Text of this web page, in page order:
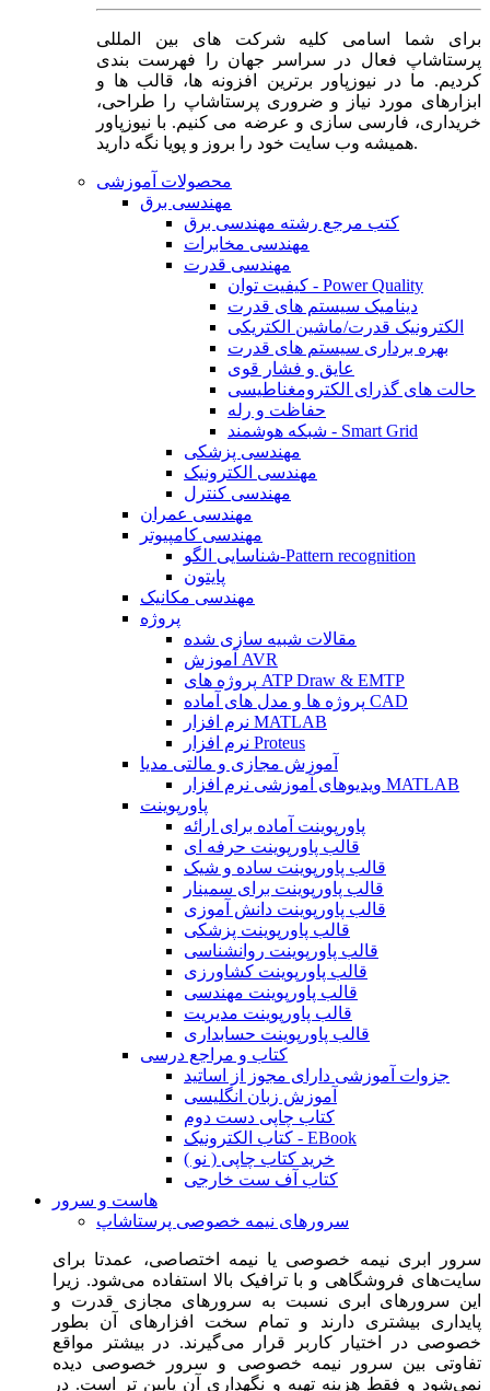
برای شما اسامی کلیه شرکت های بین المللی
پرستاشاپ فعال در سراسر جهان را فهرست بندی
کردیم. ما در نیوزپاور برترین افزونه ها، قالب ها و
ابزارهای مورد نیاز و ضروری پرستاشاپ را طراحی،
خریداری، فارسی سازی و عرضه می کنیم. با نیوزپاور
همیشه وب سایت خود را بروز و پویا نگه دارید.
محصولات آموزشی
مهندسی برق
کتب مرجع رشته مهندسی برق
مهندسی مخابرات
مهندسی قدرت
کیفیت توان - Power Quality
دینامیک سیستم های قدرت
الکترونیک قدرت/ماشین الکتریکی
بهره برداری سیستم های قدرت
عایق و فشار قوی
حالت های گذرای الکترومغناطیسی
حفاظت و رله
شبکه هوشمند - Smart Grid
مهندسی پزشکی
مهندسی الکترونیک
مهندسی کنترل
مهندسی عمران
مهندسی کامپیوتر
شناسایی الگو-Pattern recognition
پایتون
مهندسی مکانیک
پروژه
مقالات شبیه سازی شده
آموزش AVR
پروژه های ATP Draw & EMTP
پروژه ها و مدل های آماده CAD
نرم افزار MATLAB
نرم افزار Proteus
آموزش مجازی و مالتی مدیا
ویدیوهای آموزشی نرم افزار MATLAB
پاورپوینت
پاورپوینت آماده برای ارائه
قالب پاورپوینت حرفه ای
قالب پاورپوینت ساده و شیک
قالب پاورپوینت برای سمینار
قالب پاورپوینت دانش آموزی
قالب پاورپوینت پزشکی
قالب پاورپوینت روانشناسی
قالب پاورپوینت کشاورزی
قالب پاورپوینت مهندسی
قالب پاورپوینت مدیریت
قالب پاورپوینت حسابداری
کتاب و مراجع درسی
جزوات آموزشی دارای مجوز از اساتید
آموزش زبان انگلیسی
کتاب چاپی دست دوم
کتاب الکترونیک - EBook
خرید کتاب چاپی ( نو )
کتاب آف ست خارجی
هاست و سرور
سرورهای نیمه خصوصی پرستاشاپ
سرور ابری نیمه خصوصی یا نیمه اختصاصی، عمدتا برای
سایت‌های فروشگاهی و با ترافیک بالا استفاده می‌شود. زیرا
این سرورهای ابری نسبت به سرورهای مجازی قدرت و
پایداری بیشتری دارند و تمام سخت افزارهای آن بطور
خصوصی در اختیار کاربر قرار می‌گیرند. در بیشتر مواقع
تفاوتی بین سرور نیمه خصوصی و سرور خصوصی دیده
نمی‌شود و فقط هزینه تهیه و نگهداری آن پایین تر است. در